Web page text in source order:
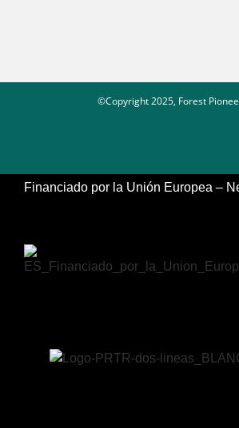
©Copyright 2025, Forest
Financiado por la Unión Europea –